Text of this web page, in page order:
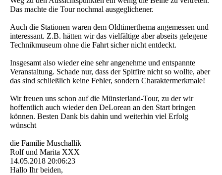
Das machte die Tour nochmal ausgeglichener.
Auch die Stationen waren dem Oldtimerthema angemessen und
interessant. Z.B. hätten wir das vielfältige aber abseits gelegene
Technikmuseum ohne die Fahrt sicher nicht entdeckt.
Insgesamt also wieder eine sehr angenehme und entspannte
Veranstaltung. Schade nur, dass der Spitfire nicht so wollte, aber
das sind schließlich keine Fehler, sondern Charaktermerkmale!
Wir freuen uns schon auf die Münsterland-Tour, zu der wir
hoffentlich auch wieder den DeLorean an den Start bringen
können. Besten Dank bis dahin und weiterhin viel Erfolg
wünscht
die Familie Muschallik
Rolf und Marita XXX
14.05.2018 20:06:23
Hallo Ihr beiden,